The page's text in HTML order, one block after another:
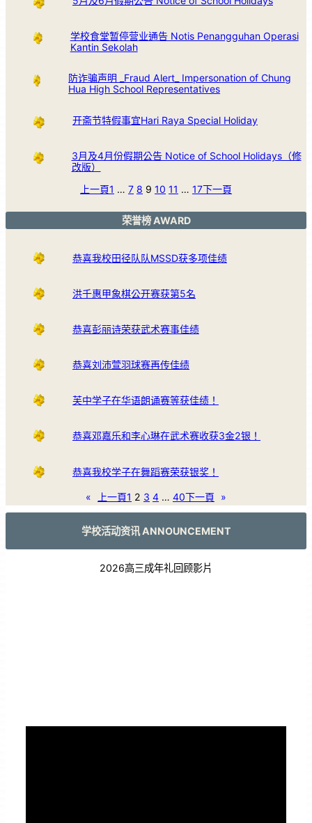
学校食堂暂停营业通告 Notis Penangguhan Operasi
Kantin Sekolah
防诈骗声明 _Fraud Alert_ Impersonation of Chung
Hua High School Representatives
开斋节特假事宜Hari Raya Special Holiday
3月及4月份假期公告 Notice of School Holidays（修
改版）
上一頁1 … 7 8 9 10 11 … 17下一頁
荣誉榜 AWARD
恭喜我校田径队队MSSD获多项佳绩
洪千惠甲象棋公开赛获第5名
恭喜彭丽诗荣获武术赛事佳绩
恭喜刘沛萱羽球赛再传佳绩
芙中学子在华语朗诵赛等获佳绩！
恭喜邓嘉乐和李心琳在武术赛收获3金2银！
恭喜我校学子在舞蹈赛荣获银奖！
« 上一頁1 2 3 4 … 40下一頁 »
学校活动资讯 ANNOUNCEMENT
2026高三成年礼回顾影片